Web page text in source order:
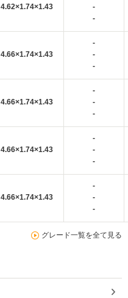
4.62×1.74×1.43
-
-
4.66×1.74×1.43
-
-
-
4.66×1.74×1.43
-
-
-
4.66×1.74×1.43
-
-
-
4.66×1.74×1.43
-
-
-
グレード一覧を全て見る